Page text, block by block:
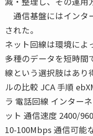
通信基盤にはインタ
された。
ネット回線は環境によ
多種のデータを短時間
線という選択肢はあ
ルの比較 JCA 手順
ラ 電話回線 インター
ット 通信速度 2400/
10-100Mbps 通信可能